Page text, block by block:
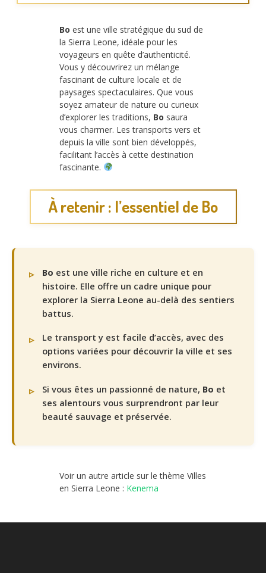
Bo est une ville stratégique du sud de
la Sierra Leone, idéale pour les
voyageurs en quête d’authenticité.
Vous y découvrirez un mélange
fascinant de culture locale et de
paysages spectaculaires. Que vous
soyez amateur de nature ou curieux
d’explorer les traditions, Bo saura
vous charmer. Les transports vers et
depuis la ville sont bien développés,
facilitant l’accès à cette destination
fascinante.
À retenir : l’essentiel de Bo
Bo est une ville riche en culture et en
histoire. Elle offre un cadre unique pour
explorer la Sierra Leone au-delà des sentiers
battus.
Le transport y est facile d’accès, avec des
options variées pour découvrir la ville et ses
environs.
Si vous êtes un passionné de nature, Bo et
ses alentours vous surprendront par leur
beauté sauvage et préservée.
Voir un autre article sur le thème Villes
en Sierra Leone : Kenema